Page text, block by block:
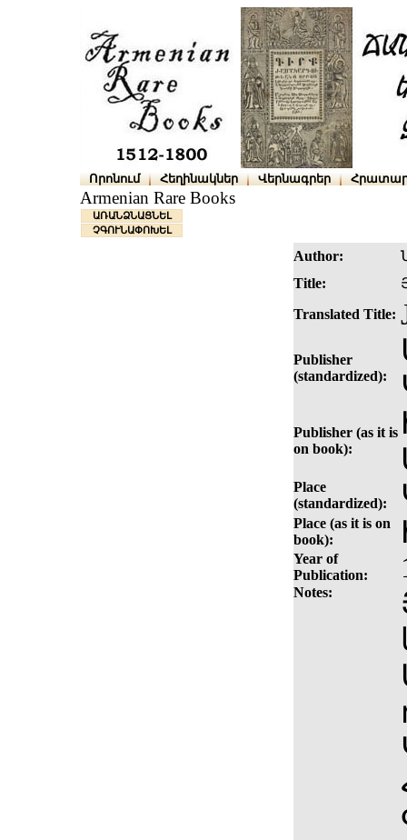
Որոնում Հեղինակներ Վերնագրեր
Armenian Rare Books
ԱՌԱՆՁՆԱՑՆԵԼ
ՉԳՈՒՆԱՓՈԽԵԼ
Author:
Title:
Translated Title:
Publisher
(standardized):
Publisher (as it is
on book):
Place
(standardized):
Place (as it is on
book):
Year of
Publication:
Notes: